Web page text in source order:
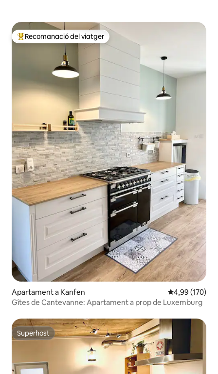
Principals recomanacions dels viatgers
Recomanació del viatger
Apartament a Kanfen 4,99 de
4,99 (170)
Gîtes de Cantevanne: Apartament a prop de Luxemburg
Superhost
Superhost